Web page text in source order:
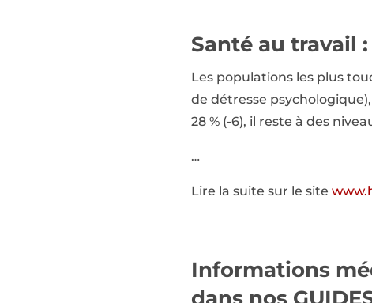
Santé au travail
Les populations les plus
de détresse
28 % (-6), il reste à des
…
Lire la suite sur le site
Informations